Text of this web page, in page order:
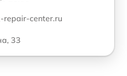
repair-center.ru
33